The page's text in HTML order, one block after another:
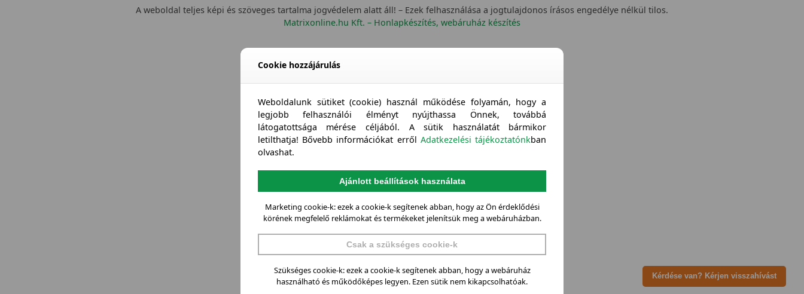
Kérdése van? Kérjen visszahívást
A weboldal teljes képi és szöveges tartalma jogvédelem alatt áll! – Ezek felhasználása a jogtulajdonos írásos engedélye nélkül tilos.
Matrixonline.hu Kft. – Honlapkészítés, webáruház készítés
Cookie hozzájárulás
Weboldalunk sütiket (cookie) használ működése folyamán, hogy a
legjobb felhasználói élményt nyújthassa Önnek, továbbá
látogatottsága mérése céljából. A sütik használatát bármikor
letilthatja! Bővebb információkat erről Adatkezelési tájékoztatónkban
olvashat.
Ajánlott beállítások használata
Marketing cookie-k: ezek a cookie-k segítenek abban, hogy az Ön érdeklődési
körének megfelelő reklámokat és termékeket jelenítsük meg a webáruházban.
Csak a szükséges cookie-k
Szükséges cookie-k: ezek a cookie-k segítenek abban, hogy a webáruház
használható és működőképes legyen. Ezen sütik nem kikapcsolhatóak.